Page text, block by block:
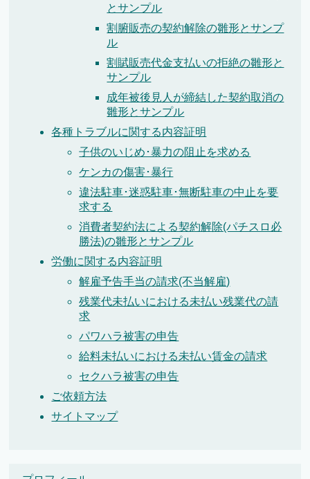
とサンプル
割腑販売の契約解除の雛形とサンプ
ル
割賦販売代金支払いの拒絶の雛形と
サンプル
成年被後見人が締結した契約取消の
雛形とサンプル
各種トラブルに関する内容証明
子供のいじめ･暴力の阻止を求める
ケンカの傷害･暴行
違法駐車･迷惑駐車･無断駐車の中止を要
求する
消費者契約法による契約解除(パチスロ必
勝法)の雛形とサンプル
労働に関する内容証明
解雇予告手当の請求(不当解雇)
残業代未払いにおける未払い残業代の請
求
パワハラ被害の申告
給料未払いにおける未払い賃金の請求
セクハラ被害の申告
ご依頼方法
サイトマップ